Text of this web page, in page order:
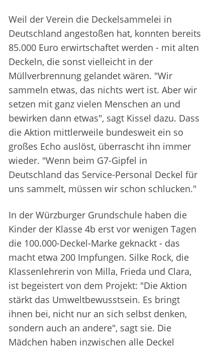
Weil der Verein die Deckelsammelei in
Deutschland angestoßen hat, konnten bereits
85.000 Euro erwirtschaftet werden - mit alten
Deckeln, die sonst vielleicht in der
Müllverbrennung gelandet wären. "Wir
sammeln etwas, das nichts wert ist. Aber wir
setzen mit ganz vielen Menschen an und
bewirken dann etwas", sagt Kissel dazu. Dass
die Aktion mittlerweile bundesweit ein so
großes Echo auslöst, überrascht ihn immer
wieder. "Wenn beim G7-Gipfel in
Deutschland das Service-Personal Deckel für
uns sammelt, müssen wir schon schlucken."
In der Würzburger Grundschule haben die
Kinder der Klasse 4b erst vor wenigen Tagen
die 100.000-Deckel-Marke geknackt - das
macht etwa 200 Impfungen. Silke Rock, die
Klassenlehrerin von Milla, Frieda und Clara,
ist begeistert von dem Projekt: "Die Aktion
stärkt das Umweltbewusstsein. Es bringt
ihnen bei, nicht nur an sich selbst denken,
sondern auch an andere", sagt sie. Die
Mädchen haben inzwischen alle Deckel